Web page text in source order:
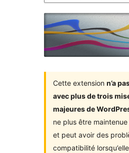
Cette extension n’a
avec plus de trois
majeures de
ne plus être
et peut avoir des
compatibilité